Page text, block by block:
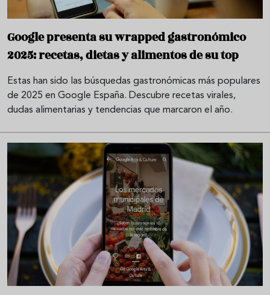
Google presenta su wrapped gastronómico
2025: recetas, dietas y alimentos de su top
Estas han sido las búsquedas gastronómicas más populares
de 2025 en Google España. Descubre recetas virales,
dudas alimentarias y tendencias que marcaron el año.